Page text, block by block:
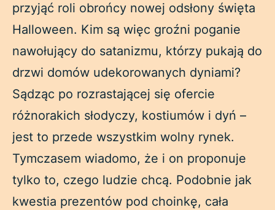
przyjąć roli obrońcy nowej odsłony święta
Halloween. Kim są więc groźni poganie
nawołujący do satanizmu, którzy pukają do
drzwi domów udekorowanych dyniami?
Sądząc po rozrastającej się ofercie
różnorakich słodyczy, kostiumów i dyń –
jest to przede wszystkim wolny rynek.
Tymczasem wiadomo, że i on proponuje
tylko to, czego ludzie chcą. Podobnie jak
kwestia prezentów pod choinkę, cała